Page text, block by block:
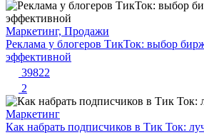
Маркетинг, Продажи
Реклама у блогеров ТикТок: выбор
эффективной
39822
2
Маркетинг
Как набрать подписчиков в Тик Ток: